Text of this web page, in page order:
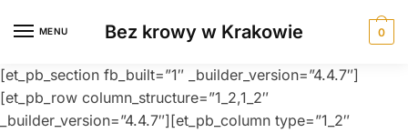
MENU Bez krowy w Krakowie 0
[et_pb_section fb_built=”1″ _builder_version=”4.4.7″]
[et_pb_row column_structure=”1_2,1_2″
_builder_version=”4.4.7″][et_pb_column type=”1_2″